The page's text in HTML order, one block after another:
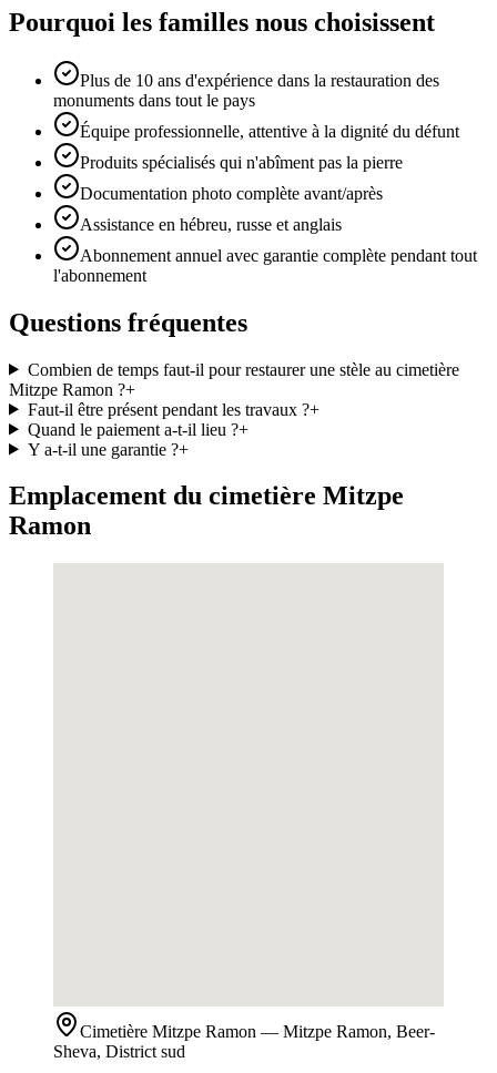
Pourquoi les familles nous choisissent
Plus de 10 ans d'expérience dans la restauration des
monuments dans tout le pays
Équipe professionnelle, attentive à la dignité du défunt
Produits spécialisés qui n'abîment pas la pierre
Documentation photo complète avant/après
Assistance en hébreu, russe et anglais
Abonnement annuel avec garantie complète pendant tout
l'abonnement
Questions fréquentes
Combien de temps faut-il pour restaurer une stèle au cimetière
Mitzpe Ramon ?+
Faut-il être présent pendant les travaux ?+
Quand le paiement a-t-il lieu ?+
Y a-t-il une garantie ?+
Emplacement du cimetière Mitzpe
Ramon
Cimetière Mitzpe Ramon — Mitzpe Ramon, Beer-
Sheva, District sud